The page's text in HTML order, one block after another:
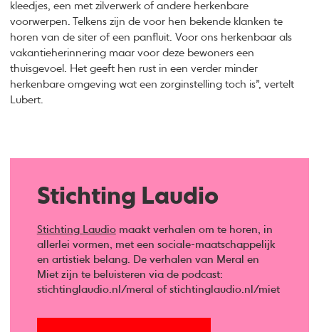
kleedjes, een met zilverwerk of andere herkenbare
voorwerpen. Telkens zijn de voor hen bekende klanken te
horen van de siter of een panfluit. Voor ons herkenbaar als
vakantieherinnering maar voor deze bewoners een
thuisgevoel. Het geeft hen rust in een verder minder
herkenbare omgeving wat een zorginstelling toch is”, vertelt
Lubert.
Stichting Laudio
Stichting Laudiomaakt verhalen om te horen, in
allerlei vormen, met een sociale-maatschappelijk
en artistiek belang. De verhalen van Meral en
Miet zijn te beluisteren via de podcast:
stichtinglaudio.nl/meral of stichtinglaudio.nl/miet